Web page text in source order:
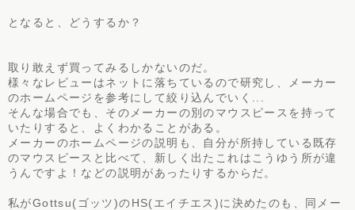
お問い合わせ
となると、どうするか？
取り敢えず買ってみるしかないのだ。
様々なレビューはネットに落ちているので研究し、メーカー
のホームページを参考にして絞り込んでいく...
そんな場合でも、そのメーカーの別のマウスピースを持って
いたりすると、よくわかることがある。
メーカーのホームページの説明も、自分が所持している既存
のマウスピースと比べて、新しく出たこれはこうゆう所が違
うんですよ！などの説明があったりするからだ。
私がGottsu(ゴッツ)のHS(エイチエス)に決めたのも、同メー